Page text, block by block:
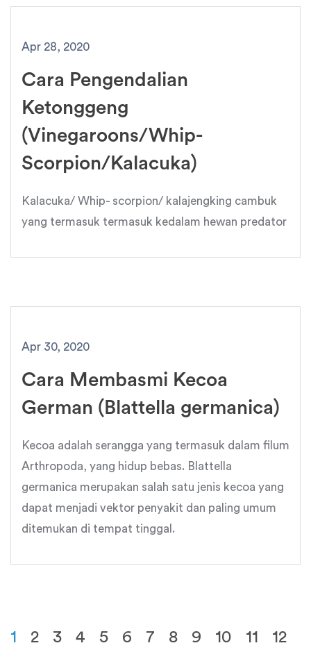
Apr 28, 2020
Cara Pengendalian
Ketonggeng
(Vinegaroons/Whip-
Scorpion/Kalacuka)
Kalacuka/ Whip- scorpion/ kalajengking cambuk
yang termasuk termasuk kedalam hewan predator
Apr 30, 2020
Cara Membasmi Kecoa
German (Blattella germanica)
Kecoa adalah serangga yang termasuk dalam filum
Arthropoda, yang hidup bebas. Blattella
germanica merupakan salah satu jenis kecoa yang
dapat menjadi vektor penyakit dan paling umum
ditemukan di tempat tinggal.
1 2 3 4 5 6 7 8 9 10 11
12